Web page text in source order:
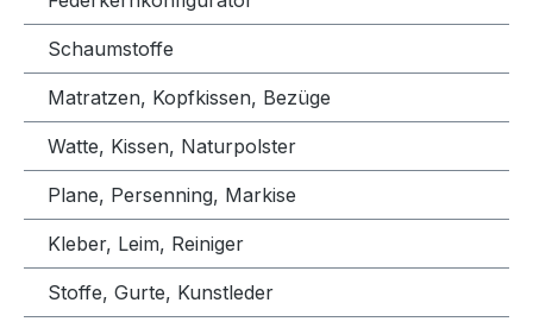
Schaumstoffe
Matratzen, Kopfkissen, Bezüge
Watte, Kissen, Naturpolster
Plane, Persenning, Markise
Kleber, Leim, Reiniger
Stoffe, Gurte, Kunstleder